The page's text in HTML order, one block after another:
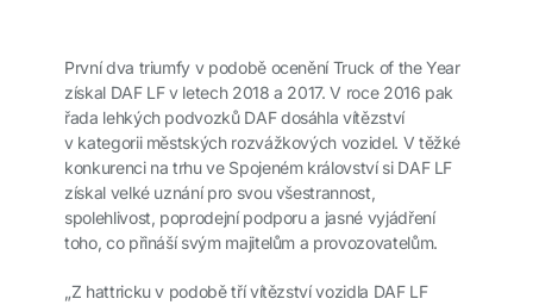
První dva triumfy v podobě ocenění Truck of the Year
získal DAF LF v letech 2018 a 2017. V roce 2016 pak
řada lehkých podvozků DAF dosáhla vítězství
v kategorii městských rozvážkových vozidel. V těžké
konkurenci na trhu ve Spojeném království si DAF LF
získal velké uznání pro svou všestrannost,
spolehlivost, poprodejní podporu a jasné vyjádření
toho, co přináší svým majitelům a provozovatelům.
„Z hattricku v podobě tří vítězství vozidla DAF LF